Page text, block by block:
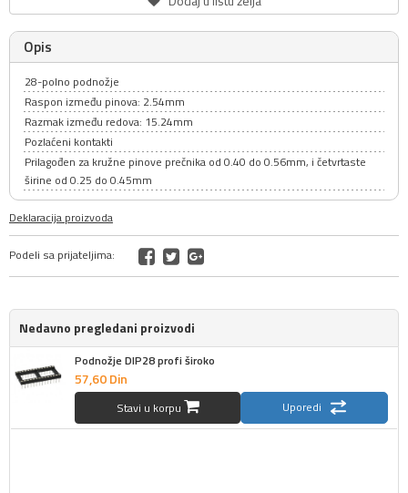
Opis
28-polno podnožje
Raspon između pinova: 2.54mm
Razmak između redova: 15.24mm
Pozlaćeni kontakti
Prilagođen za kružne pinove prečnika od 0.40 do 0.56mm, i četvrtaste
širine od 0.25 do 0.45mm
Deklaracija proizvoda
Podeli sa prijateljima:
Nedavno pregledani proizvodi
Podnožje DIP28 profi široko
57,60Din
Stavi u korpu Uporedi